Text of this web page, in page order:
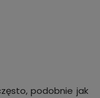
podobnie jak